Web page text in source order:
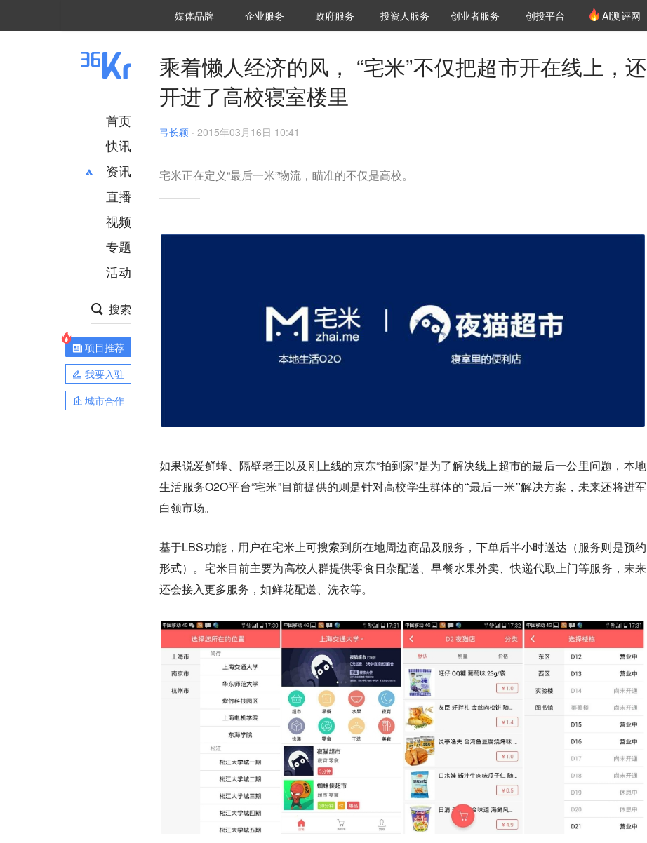
媒体品牌 36Kr研究院
企业服务 城市之窗
政府服务 VClub投资机构库
投资机构职位推介
投资人服务 创投氪堂
创业者服务 创投平台 AI测评网
首页
快讯
资讯
推荐
财经
项目推荐
安徽
直播
视频
专题
活动
搜索
项目推荐
我要入驻
城市合作
乘着懒人经济的风， “宅米”不仅把超市开在线上，还
开进了高校寝室楼里
弓长颖 · 2015年03月16日 10:41
宅米正在定义“最后一米”物流，瞄准的不仅是高校。
如果说爱鲜蜂、隔壁老王以及刚上线的京东“拍到家”是为了解决线上超市的最后一公里问题，本地
生活服务O2O平台“宅米”目前提供的则是针对高校学生群体的“最后一米”解决方案 ，未来还将进军
白领市场。
基于LBS功能，用户在宅米上可搜索到所在地周边商品及服务，下单后半小时送达（服务则是预约
形式）。宅米目前主要为高校人群提供零食日杂配送、早餐水果外卖、快递代取上门等服务，未来
还会接入更多服务，如鲜花配送、洗衣等。